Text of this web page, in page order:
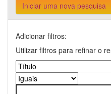
Iniciar uma nova pesquisa
Adicionar filtros:
Utilizar filtros para refinar o